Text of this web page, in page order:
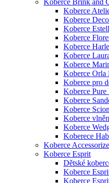
Koberce
Koberce
Koberce
Koberce
Koberce
Koberce
Koberce
Koberce Orla
Koberce pro
Koberce
Koberce
Koberce Scion
Koberce
Koberce
Koberece
Koberce
Koberce Esprit
Dětské
Koberce
Koberce